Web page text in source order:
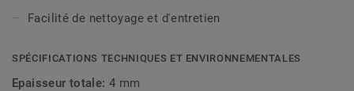
Facilité de nettoyage et d'entretien
SPÉCIFICATIONS TECHNIQUES ET ENVIRONNEMENTALES
Epaisseur totale: 4 mm